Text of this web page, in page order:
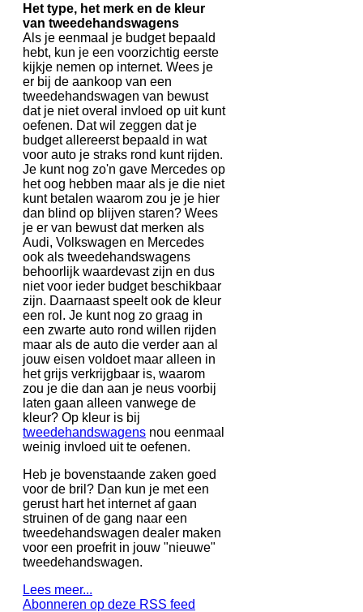
Het type, het merk en de kleur
van tweedehandswagens
Als je eenmaal je budget bepaald
hebt, kun je een voorzichtig eerste
kijkje nemen op internet. Wees je
er bij de aankoop van een
tweedehandswagen van bewust
dat je niet overal invloed op uit kunt
oefenen. Dat wil zeggen dat je
budget allereerst bepaald in wat
voor auto je straks rond kunt rijden.
Je kunt nog zo'n gave Mercedes op
het oog hebben maar als je die niet
kunt betalen waarom zou je je hier
dan blind op blijven staren? Wees
je er van bewust dat merken als
Audi, Volkswagen en Mercedes
ook als tweedehandswagens
behoorlijk waardevast zijn en dus
niet voor ieder budget beschikbaar
zijn. Daarnaast speelt ook de kleur
een rol. Je kunt nog zo graag in
een zwarte auto rond willen rijden
maar als de auto die verder aan al
jouw eisen voldoet maar alleen in
het grijs verkrijgbaar is, waarom
zou je die dan aan je neus voorbij
laten gaan alleen vanwege de
kleur? Op kleur is bij
tweedehandswagens nou eenmaal
weinig invloed uit te oefenen.
Heb je bovenstaande zaken goed
voor de bril? Dan kun je met een
gerust hart het internet af gaan
struinen of de gang naar een
tweedehandswagen dealer maken
voor een proefrit in jouw "nieuwe"
tweedehandswagen.
Lees meer...
Abonneren op deze RSS feed